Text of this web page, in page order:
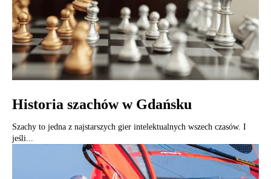
Historia szachów w Gdańsku
Szachy to jedna z najstarszych gier intelektualnych wszech czasów. I
jeśli...